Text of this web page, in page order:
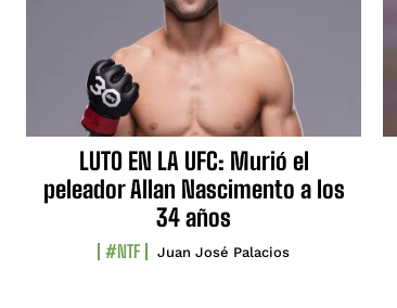
LUTO EN LA UFC: Murió el
peleador Allan Nascimento a los
34 años
#NTF Juan José Palacios